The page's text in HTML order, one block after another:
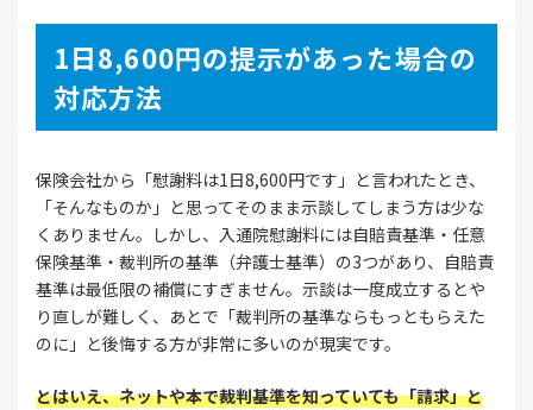
1日8,600円の提示があった場合の
対応方法
保険会社から「慰謝料は1日8,600円です」と言われたとき、
「そんなものか」と思ってそのまま示談してしまう方は少な
くありません。しかし、入通院慰謝料には自賠責基準・任意
保険基準・裁判所の基準（弁護士基準）の3つがあり、自賠責
基準は最低限の補償にすぎません。示談は一度成立するとや
り直しが難しく、あとで「裁判所の基準ならもっともらえた
のに」と後悔する方が非常に多いのが現実です。
とはいえ、ネットや本で裁判基準を知っていても「請求」と